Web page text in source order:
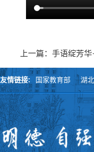
上一篇：手语绽芳
友情链接: 国家教育部 湖